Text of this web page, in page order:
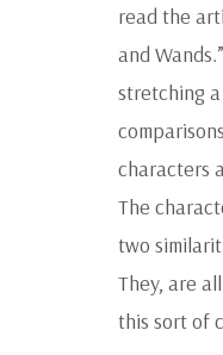
read the
and
stretching
characters
The
two
They, are
this sort of